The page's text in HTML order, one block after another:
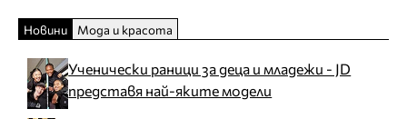
Новини Мода и красота
Ученически раници за деца и младежи - JD
представя най-яките модели